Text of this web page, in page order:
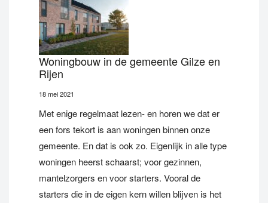
Woningbouw in de gemeente Gilze en
Rijen
18 mei 2021
Met enige regelmaat lezen- en horen we dat er
een fors tekort is aan woningen binnen onze
gemeente. En dat is ook zo. Eigenlijk in alle type
woningen heerst schaarst; voor gezinnen,
mantelzorgers en voor starters. Vooral de
starters die in de eigen kern willen blijven is het